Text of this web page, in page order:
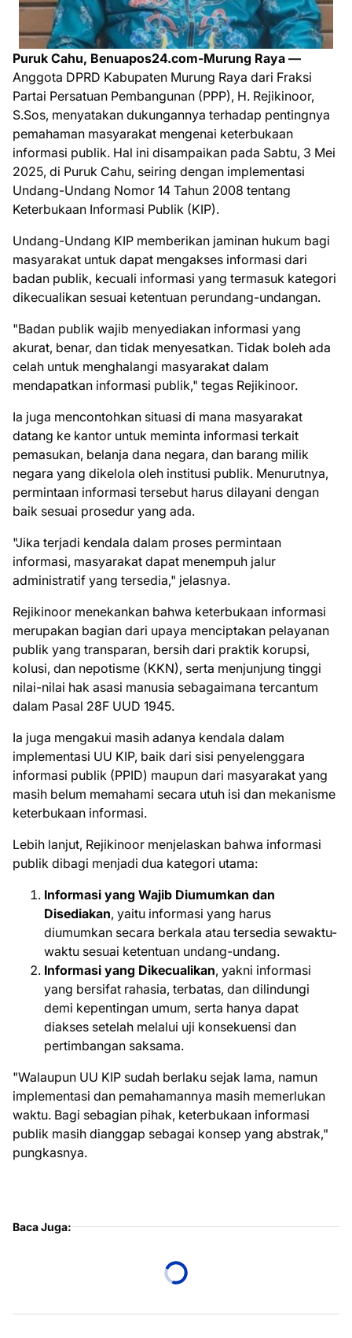
Puruk Cahu, Benuapos24.com-Murung Raya —
Anggota DPRD Kabupaten Murung Raya dari Fraksi
Partai Persatuan Pembangunan (PPP), H. Rejikinoor,
S.Sos, menyatakan dukungannya terhadap pentingnya
pemahaman masyarakat mengenai keterbukaan
informasi publik. Hal ini disampaikan pada Sabtu, 3 Mei
2025, di Puruk Cahu, seiring dengan implementasi
Undang-Undang Nomor 14 Tahun 2008 tentang
Keterbukaan Informasi Publik (KIP).
Undang-Undang KIP memberikan jaminan hukum bagi
masyarakat untuk dapat mengakses informasi dari
badan publik, kecuali informasi yang termasuk kategori
dikecualikan sesuai ketentuan perundang-undangan.
"Badan publik wajib menyediakan informasi yang
akurat, benar, dan tidak menyesatkan. Tidak boleh ada
celah untuk menghalangi masyarakat dalam
mendapatkan informasi publik," tegas Rejikinoor.
Ia juga mencontohkan situasi di mana masyarakat
datang ke kantor untuk meminta informasi terkait
pemasukan, belanja dana negara, dan barang milik
negara yang dikelola oleh institusi publik. Menurutnya,
permintaan informasi tersebut harus dilayani dengan
baik sesuai prosedur yang ada.
"Jika terjadi kendala dalam proses permintaan
informasi, masyarakat dapat menempuh jalur
administratif yang tersedia," jelasnya.
Rejikinoor menekankan bahwa keterbukaan informasi
merupakan bagian dari upaya menciptakan pelayanan
publik yang transparan, bersih dari praktik korupsi,
kolusi, dan nepotisme (KKN), serta menjunjung tinggi
nilai-nilai hak asasi manusia sebagaimana tercantum
dalam Pasal 28F UUD 1945.
Ia juga mengakui masih adanya kendala dalam
implementasi UU KIP, baik dari sisi penyelenggara
informasi publik (PPID) maupun dari masyarakat yang
masih belum memahami secara utuh isi dan mekanisme
keterbukaan informasi.
Lebih lanjut, Rejikinoor menjelaskan bahwa informasi
publik dibagi menjadi dua kategori utama:
Informasi yang Wajib Diumumkan dan
Disediakan, yaitu informasi yang harus
diumumkan secara berkala atau tersedia sewaktu-
waktu sesuai ketentuan undang-undang.
Informasi yang Dikecualikan, yakni informasi
yang bersifat rahasia, terbatas, dan dilindungi
demi kepentingan umum, serta hanya dapat
diakses setelah melalui uji konsekuensi dan
pertimbangan saksama.
"Walaupun UU KIP sudah berlaku sejak lama, namun
implementasi dan pemahamannya masih memerlukan
waktu. Bagi sebagian pihak, keterbukaan informasi
publik masih dianggap sebagai konsep yang abstrak,"
pungkasnya.
Baca Juga: